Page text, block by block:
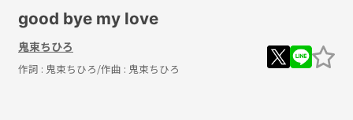
good bye my love
鬼束ちひろ
作詞 : 鬼束ちひろ/作曲 : 鬼束ちひろ